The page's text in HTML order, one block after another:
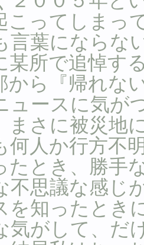
こってしまっ
言葉にならな
某所で追悼す
から『帰れな
ュースに気が
まさに被災地
何人か行方不
たとき、勝手
不思議な感じ
を知ったとき
気がして、だ